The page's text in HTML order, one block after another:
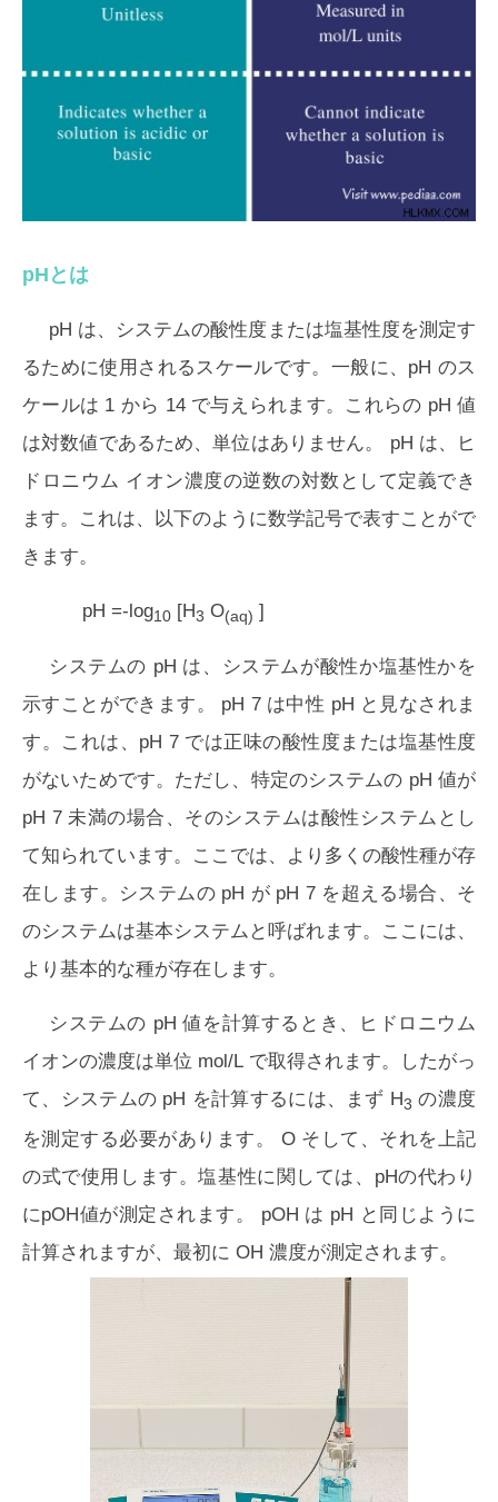
pHとは
pH は、システムの酸性度または塩基性度を測定す
るために使用されるスケールです。一般に、pH のス
ケールは 1 から 14 で与えられます。これらの pH 値
は対数値であるため、単位はありません。 pH は、ヒ
ドロニウム イオン濃度の逆数の対数として定義でき
ます。これは、以下のように数学記号で表すことがで
きます。
pH =-log10 [H3 O(aq) ]
システムの pH は、システムが酸性か塩基性かを
示すことができます。 pH 7 は中性 pH と見なされま
す。これは、pH 7 では正味の酸性度または塩基性度
がないためです。ただし、特定のシステムの pH 値が
pH 7 未満の場合、そのシステムは酸性システムとし
て知られています。ここでは、より多くの酸性種が存
在します。システムの pH が pH 7 を超える場合、そ
のシステムは基本システムと呼ばれます。ここには、
より基本的な種が存在します。
システムの pH 値を計算するとき、ヒドロニウム
イオンの濃度は単位 mol/L で取得されます。したがっ
て、システムの pH を計算するには、まず H3 の濃度
を測定する必要があります。 O そして、それを上記
の式で使用します。塩基性に関しては、pHの代わり
にpOH値が測定されます。 pOH は pH と同じように
計算されますが、最初に OH 濃度が測定されます。